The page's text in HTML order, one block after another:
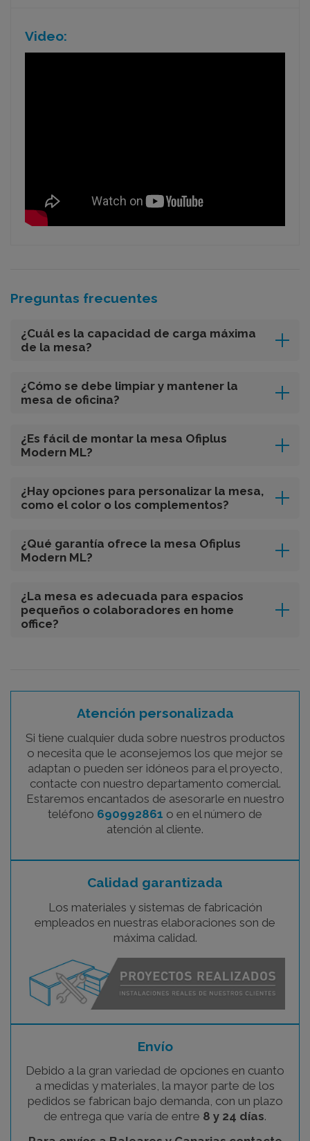
Video:
Preguntas frecuentes
¿Cuál es la capacidad de carga máxima
de la mesa?
¿Cómo se debe limpiar y mantener la
mesa de oficina?
¿Es fácil de montar la mesa Ofiplus
Modern ML?
¿Hay opciones para personalizar la mesa,
como el color o los complementos?
¿Qué garantía ofrece la mesa Ofiplus
Modern ML?
¿La mesa es adecuada para espacios
pequeños o colaboradores en home
office?
Atención personalizada
Si tiene cualquier duda sobre nuestros productos
o necesita que le aconsejemos los que mejor se
adaptan o pueden ser idóneos para el proyecto,
contacte con nuestro departamento comercial.
Estaremos encantados de asesorarle en nuestro
teléfono 690992861 o en el número de
atención al cliente.
Calidad garantizada
Los materiales y sistemas de fabricación
empleados en nuestras elaboraciones son de
máxima calidad.
Envío
Debido a la gran variedad de opciones en cuanto
a medidas y materiales, la mayor parte de los
pedidos se fabrican bajo demanda, con un plazo
de entrega que varía de entre 8 y 24 días.